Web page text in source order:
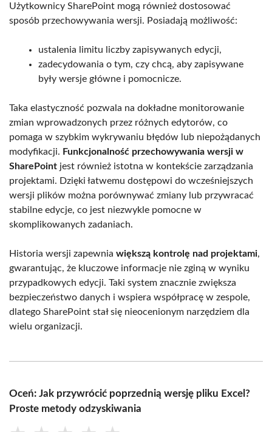
Użytkownicy SharePoint mogą również dostosować
sposób przechowywania wersji. Posiadają możliwość:
ustalenia limitu liczby zapisywanych edycji,
zadecydowania o tym, czy chcą, aby zapisywane
były wersje główne i pomocnicze.
Taka elastyczność pozwala na dokładne monitorowanie
zmian wprowadzonych przez różnych edytorów, co
pomaga w szybkim wykrywaniu błędów lub niepożądanych
modyfikacji. Funkcjonalność przechowywania wersji w
SharePoint jest również istotna w kontekście zarządzania
projektami. Dzięki łatwemu dostępowi do wcześniejszych
wersji plików można porównywać zmiany lub przywracać
stabilne edycje, co jest niezwykle pomocne w
skomplikowanych zadaniach.
Historia wersji zapewnia większą kontrolę nad projektami,
gwarantując, że kluczowe informacje nie zginą w wyniku
przypadkowych edycji. Taki system znacznie zwiększa
bezpieczeństwo danych i wspiera współpracę w zespole,
dlatego SharePoint stał się nieocenionym narzędziem dla
wielu organizacji.
Oceń: Jak przywrócić poprzednią wersję pliku Excel?
Proste metody odzyskiwania